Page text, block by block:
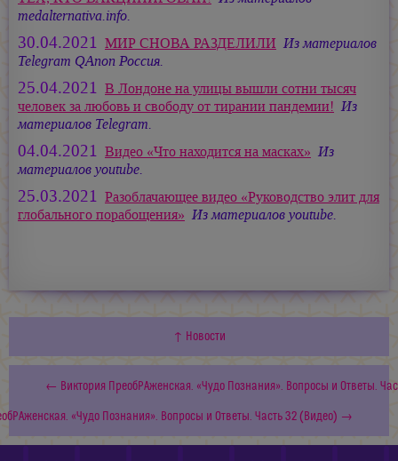
medalternativa.info.
30.04.2021 МИР СНОВА РАЗДЕЛИЛИ Из материалов
Telegram QAnon Россия.
25.04.2021 В Лондоне на улицы вышли сотни тысяч
человек за любовь и свободу от тирании пандемии! Из
материалов Telegram.
04.04.2021 Видео «Что находится на масках» Из
материалов youtube.
25.03.2021 Разоблачающее видео «Руководство элит для
глобального порабощения» Из материалов youtube.
↑ Новости
← Виктория ПреобРАженская. «Чудо Познания». Вопросы и Ответы.
«Чудо Познания». Вопросы и Ответы. Часть 32 (Видео) →